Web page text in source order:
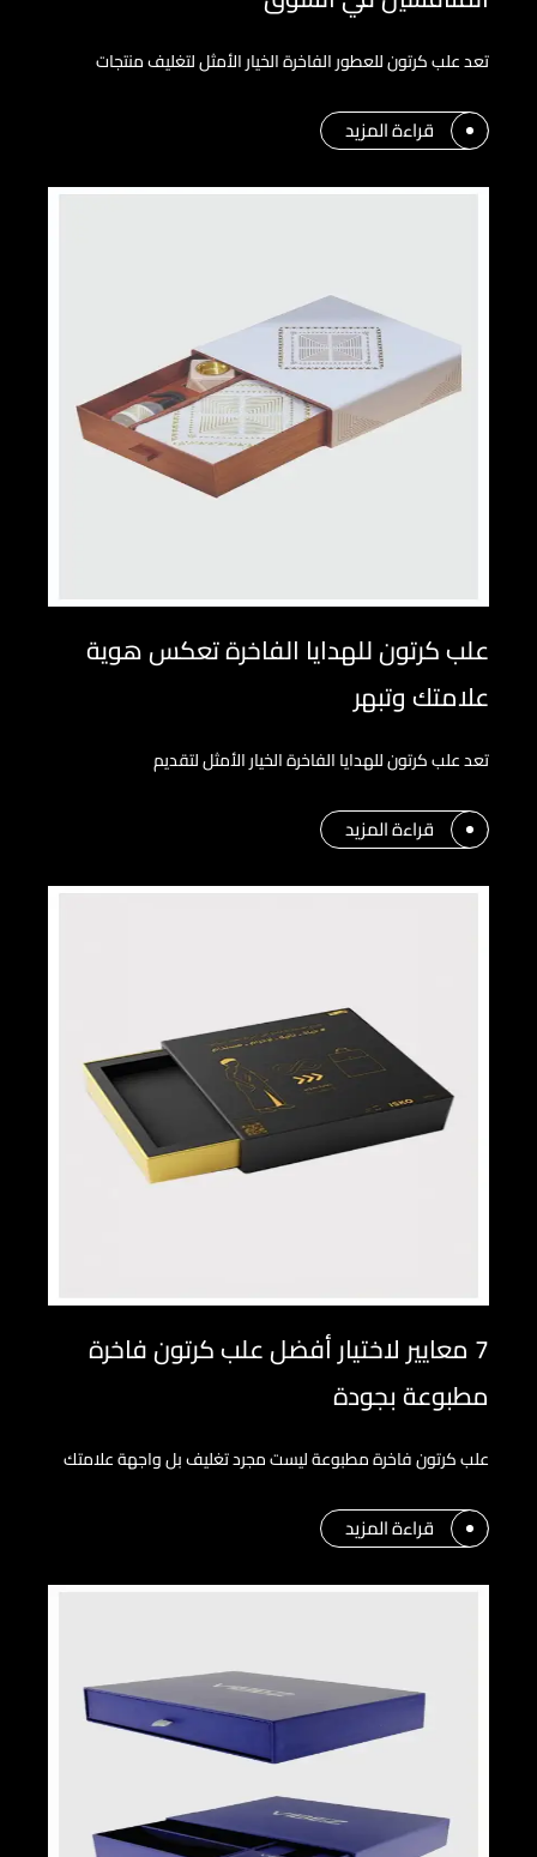
تعد علب كرتون للعطور الفاخرة الخيار الأمثل لتغليف منتجات
قراءة المزيد
علب كرتون للهدايا الفاخرة تعكس هوية
علامتك وتبهر
تعد علب كرتون للهدايا الفاخرة الخيار الأمثل لتقديم
قراءة المزيد
7 معايير لاختيار أفضل علب كرتون فاخرة
مطبوعة بجودة
علب كرتون فاخرة مطبوعة ليست مجرد تغليف بل واجهة علامتك
قراءة المزيد